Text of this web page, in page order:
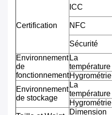
Certification
ICC
NFC
Sécurité
Environnement
de
fonctionnement
La
température
Hygrométrie
Environnement
de stockage
La
température
Hygrométrie
Dimension